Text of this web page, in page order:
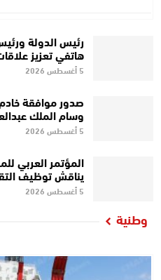
رئيس الدولة
هاتفي تعزيز
5 أغسطس 2026
صدور موافقة
وسام الملك
5 أغسطس 2026
المؤتمر العربي
يناقش توظيف
5 أغسطس 2026
وطنية